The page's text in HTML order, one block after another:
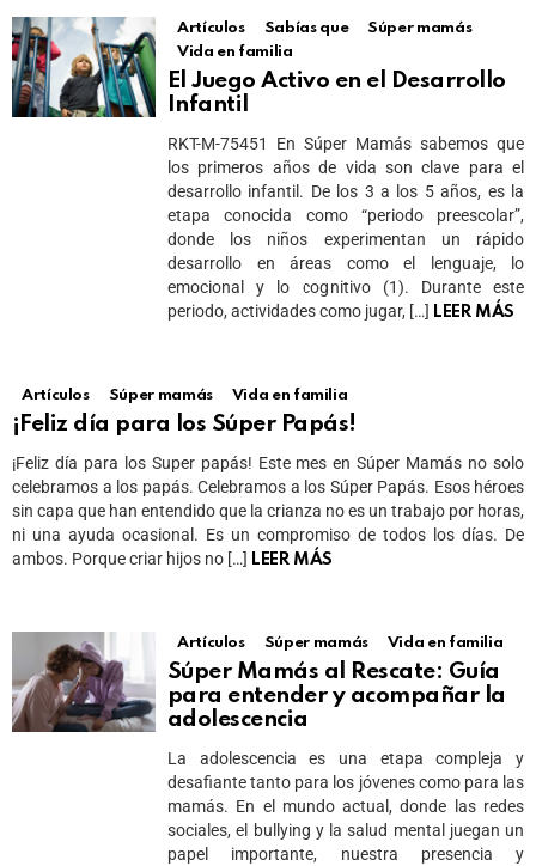
Artículos Sabías que
Súper mamás
Vida en familia
El Juego Activo en el Desarrollo
Infantil
RKT-M-75451 En Súper Mamás sabemos que
los primeros años de vida son clave para el
desarrollo infantil. De los 3 a los 5 años, es la
etapa conocida como “periodo preescolar”,
donde los niños experimentan un rápido
desarrollo en áreas como el lenguaje, lo
emocional y lo cognitivo (1). Durante este
periodo, actividades como jugar, […] LEER MÁS
Artículos Súper mamás Vida en familia
¡Feliz día para los Súper Papás!
¡Feliz día para los Super papás! Este mes en Súper Mamás no solo
celebramos a los papás. Celebramos a los Súper Papás. Esos héroes
sin capa que han entendido que la crianza no es un trabajo por horas,
ni una ayuda ocasional. Es un compromiso de todos los días. De
ambos. Porque criar hijos no […] LEER MÁS
Artículos Súper mamás Vida en familia
Súper Mamás al Rescate: Guía
para entender y acompañar la
adolescencia
La adolescencia es una etapa compleja y
desafiante tanto para los jóvenes como para las
mamás. En el mundo actual, donde las redes
sociales, el bullying y la salud mental juegan un
papel importante, nuestra presencia y